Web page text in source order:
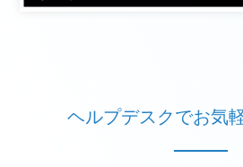
ヘルプデスクでお気